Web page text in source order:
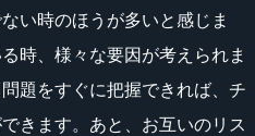
い時のほうが多いと感じま
時、様々な要因が考えられま
題をすぐに把握できれば、チ
きます。あと、お互いのリス